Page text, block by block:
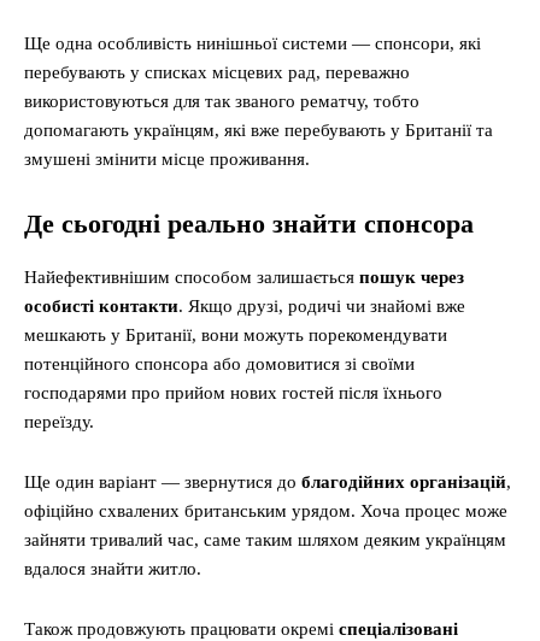
Ще одна особливість нинішньої системи — спонсори, які
перебувають у списках місцевих рад, переважно
використовуються для так званого рематчу, тобто
допомагають українцям, які вже перебувають у Британії та
змушені змінити місце проживання.
Де сьогодні реально знайти спонсора
Найефективнішим способом залишається пошук через
особисті контакти. Якщо друзі, родичі чи знайомі вже
мешкають у Британії, вони можуть порекомендувати
потенційного спонсора або домовитися зі своїми
господарями про прийом нових гостей після їхнього
переїзду.
Ще один варіант — звернутися до благодійних організацій,
офіційно схвалених британським урядом. Хоча процес може
зайняти тривалий час, саме таким шляхом деяким українцям
вдалося знайти житло.
Також продовжують працювати окремі спеціалізовані